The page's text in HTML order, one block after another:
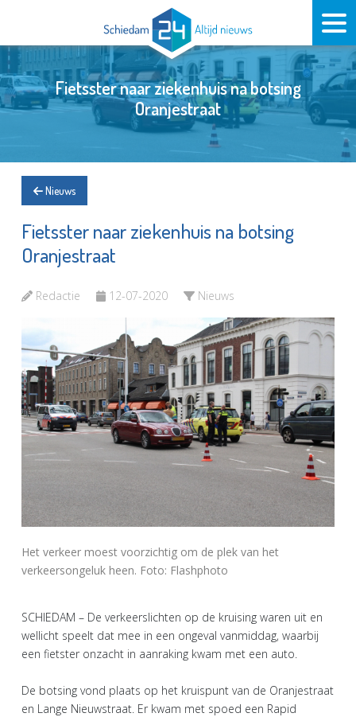
Fietsster naar ziekenhuis na botsing
Oranjestraat
Nieuws
Fietsster naar ziekenhuis na botsing
Oranjestraat
Redactie 12-07-2020 Nieuws
Het verkeer moest voorzichtig om de plek van het
verkeersongeluk heen. Foto: Flashphoto
SCHIEDAM – De verkeerslichten op de kruising waren uit en
wellicht speelt dat mee in een ongeval vanmiddag, waarbij
een fietster onzacht in aanraking kwam met een auto.
De botsing vond plaats op het kruispunt van de Oranjestraat
en Lange Nieuwstraat. Er kwam met spoed een Rapid